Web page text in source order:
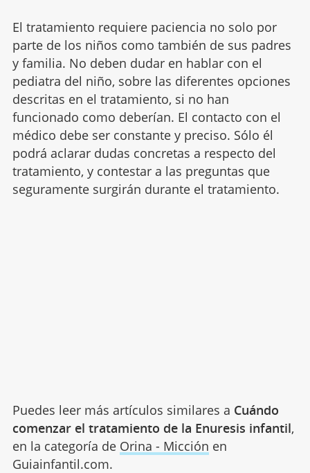
El tratamiento requiere paciencia no solo por
parte de los niños como también de sus padres
y familia. No deben dudar en hablar con el
pediatra del niño, sobre las diferentes opciones
descritas en el tratamiento, si no han
funcionado como deberían. El contacto con el
médico debe ser constante y preciso. Sólo él
podrá aclarar dudas concretas a respecto del
tratamiento, y contestar a las preguntas que
seguramente surgirán durante el tratamiento.
Puedes leer más artículos similares a Cuándo
comenzar el tratamiento de la Enuresis infantil,
en la categoría de Orina - Micción en
Guiainfantil.com.